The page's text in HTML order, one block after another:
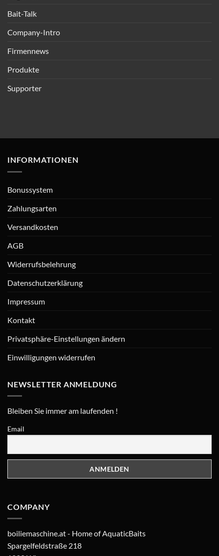
Bait-Talk
Company-Intro
Firmennews
Produkte
Supporter
INFORMATIONEN
Bonussystem
Zahlungsarten
Versandkosten
AGB
Widerrufsbelehrung
Datenschutzerklärung
Impressum
Kontakt
Privatsphäre-Einstellungen ändern
Einwilligungen widerrufen
NEWSLETTER ANMELDUNG
Bleiben Sie immer am laufenden !
Email
COMPANY
boiliemaschine.at - Home of AquaticBaits
Spargelfeldstraße 218